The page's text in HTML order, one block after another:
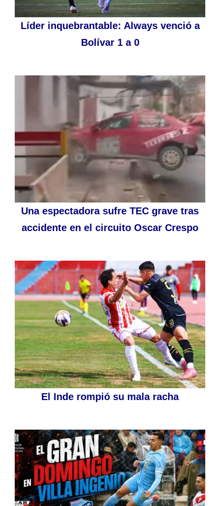
Líder inquebrantable: Always venció a
Bolívar 1 a 0
Una espectadora sufre TEC grave tras
accidente en el circuito Oscar Crespo
El Inde rompió su mala racha